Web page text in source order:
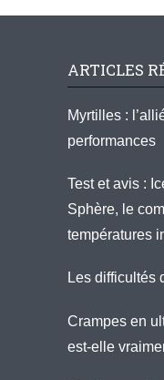
ARTICLES
Myrtilles :
performances
Test et avis :
Sphère, le
températures
Les difficultés
Crampes en
est-elle